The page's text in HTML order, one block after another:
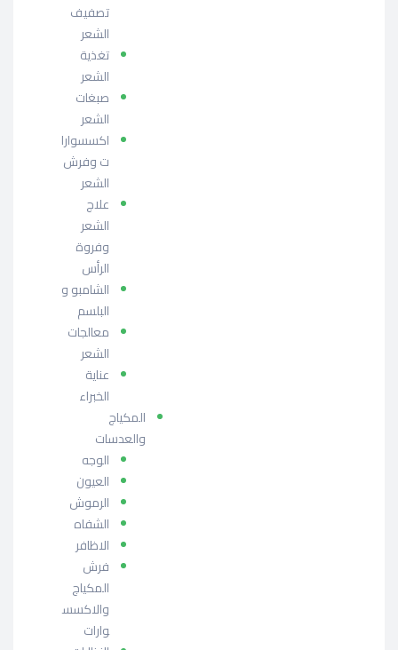
تصفيف
الشعر
تغذية
الشعر
صبغات
الشعر
اكسسوارا
ت وفرش
الشعر
علاج
الشعر
وفروة
الرأس
الشامبو و
البلسم
معالجات
الشعر
عناية
الخبراء
المكياج
والعدسات
الوجه
العيون
الرموش
الشفاه
الاظافر
فرش
المكياج
والاكسس
وارات